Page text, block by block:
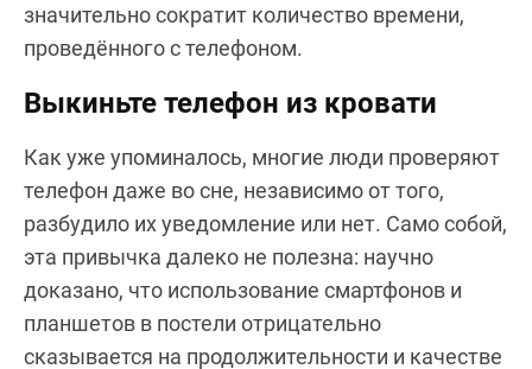
значительно сократит количество времени,
проведённого с телефоном.
Выкиньте телефон из кровати
Как уже упоминалось, многие люди проверяют
телефон даже во сне, независимо от того,
разбудило их уведомление или нет. Само собой,
эта привычка далеко не полезна: научно
доказано, что использование смартфонов и
планшетов в постели отрицательно
сказывается на продолжительности и качестве